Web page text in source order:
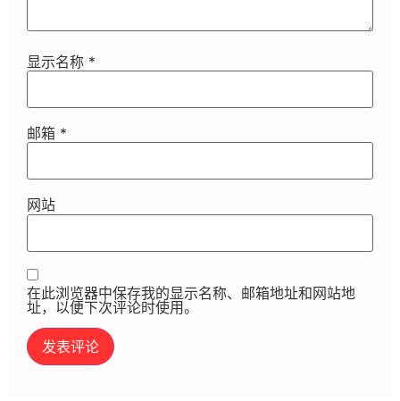
显示名称 *
邮箱 *
网站
在此浏览器中保存我的显示名称、邮箱地址和网站地
址，以便下次评论时使用。